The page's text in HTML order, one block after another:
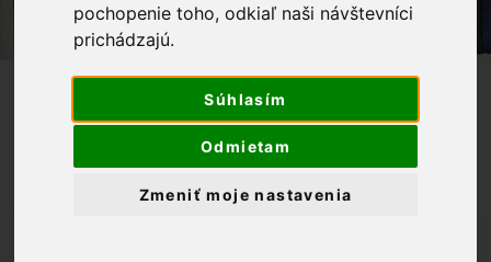
pochopenie toho, odkiaľ naši návštevníci
prichádzajú.
Súhlasím
Odmietam
Zmeniť moje nastavenia
Vyhladať Produkt